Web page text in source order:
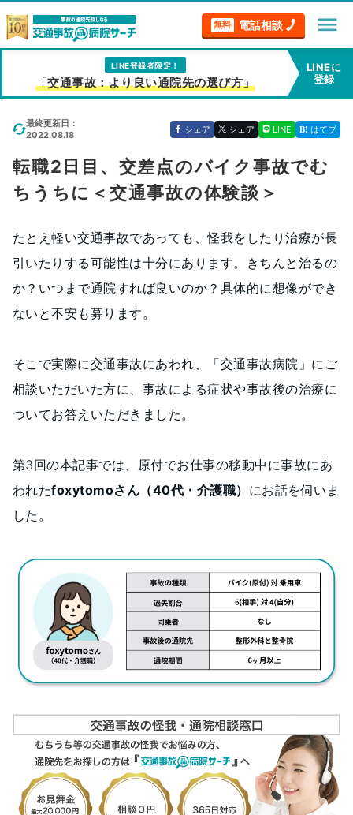
無料 電話相談 menu
LINE登録者限定！
「交通事故：より良い通院先の選び方」
LINEに
登録
最終更新日：
2022.08.18
シェア シェア LINE はてブ
転職2日目、交差点のバイク事故でむ
ちうちに＜交通事故の体験談＞
たとえ軽い交通事故であっても、怪我をしたり治療が長
引いたりする可能性は十分にあります。きちんと治るの
か？いつまで通院すれば良いのか？具体的に想像ができ
ないと不安も募ります。
そこで実際に交通事故にあわれ、「交通事故病院」にご
相談いただいた方に、事故による症状や事故後の治療に
ついてお答えいただきました。
第3回の本記事では、原付でお仕事の移動中に事故にあ
われたfoxytomoさん（40代・介護職） にお話を伺いま
した。